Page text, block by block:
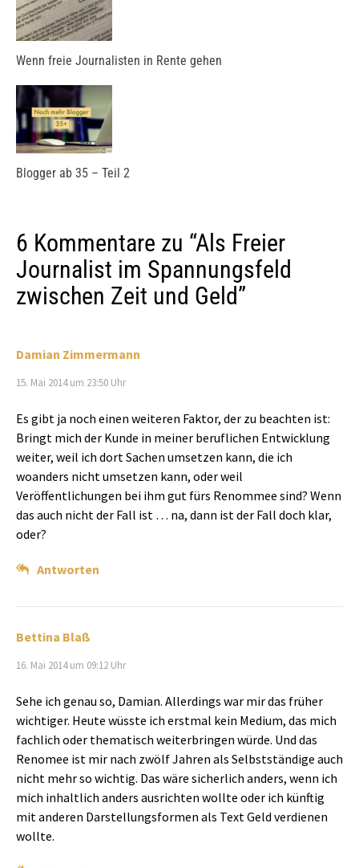
Wenn freie Journalisten in Rente gehen
Blogger ab 35 – Teil 2
6 Kommentare zu “Als Freier
Journalist im Spannungsfeld
zwischen Zeit und Geld”
Damian Zimmermann
15. Mai 2014 um 23:50 Uhr
Es gibt ja noch einen weiteren Faktor, der zu beachten ist:
Bringt mich der Kunde in meiner beruflichen Entwicklung
weiter, weil ich dort Sachen umsetzen kann, die ich
woanders nicht umsetzen kann, oder weil
Veröffentlichungen bei ihm gut fürs Re­nom­mee sind? Wenn
das auch nicht der Fall ist … na, dann ist der Fall doch klar,
oder?
Antworten
Bettina Blaß
16. Mai 2014 um 09:12 Uhr
Sehe ich genau so, Damian. Allerdings war mir das früher
wichtiger. Heute wüsste ich erstmal kein Medium, das mich
fachlich oder thematisch weiterbringen würde. Und das
Renomee ist mir nach zwölf Jahren als Selbstständige auch
nicht mehr so wichtig. Das wäre sicherlich anders, wenn ich
mich inhaltlich anders ausrichten wollte oder ich künftig
mit anderen Darstellungsformen als Text Geld verdienen
wollte.